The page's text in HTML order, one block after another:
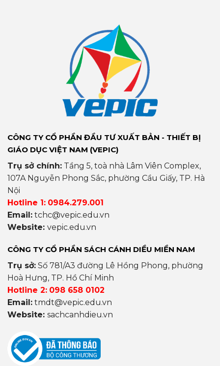
CÔNG TY CỔ PHẦN ĐẦU TƯ XUẤT BẢN - THIẾT BỊ
GIÁO DỤC VIỆT NAM (VEPIC)
Trụ sở chính: Tầng 5, toà nhà Lâm Viên Complex,
107A Nguyễn Phong Sắc, phường Cầu Giấy, TP. Hà
Nội
Hotline 1: 0984.279.001
Email: tchc@vepic.edu.vn
Website: vepic.edu.vn
CÔNG TY CỔ PHẦN SÁCH CÁNH DIỀU MIỀN NAM
Trụ sở: Số 781/A3 đường Lê Hồng Phong, phường
Hoà Hưng, TP. Hồ Chí Minh
Hotline 2: 098 658 0102
Email: tmdt@vepic.edu.vn
Website: sachcanhdieu.vn